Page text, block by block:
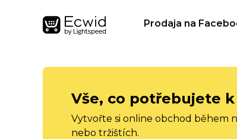
Prodaja na
Vše, co potřebujete
Vytvořte si online obchod během
nebo tržištích.